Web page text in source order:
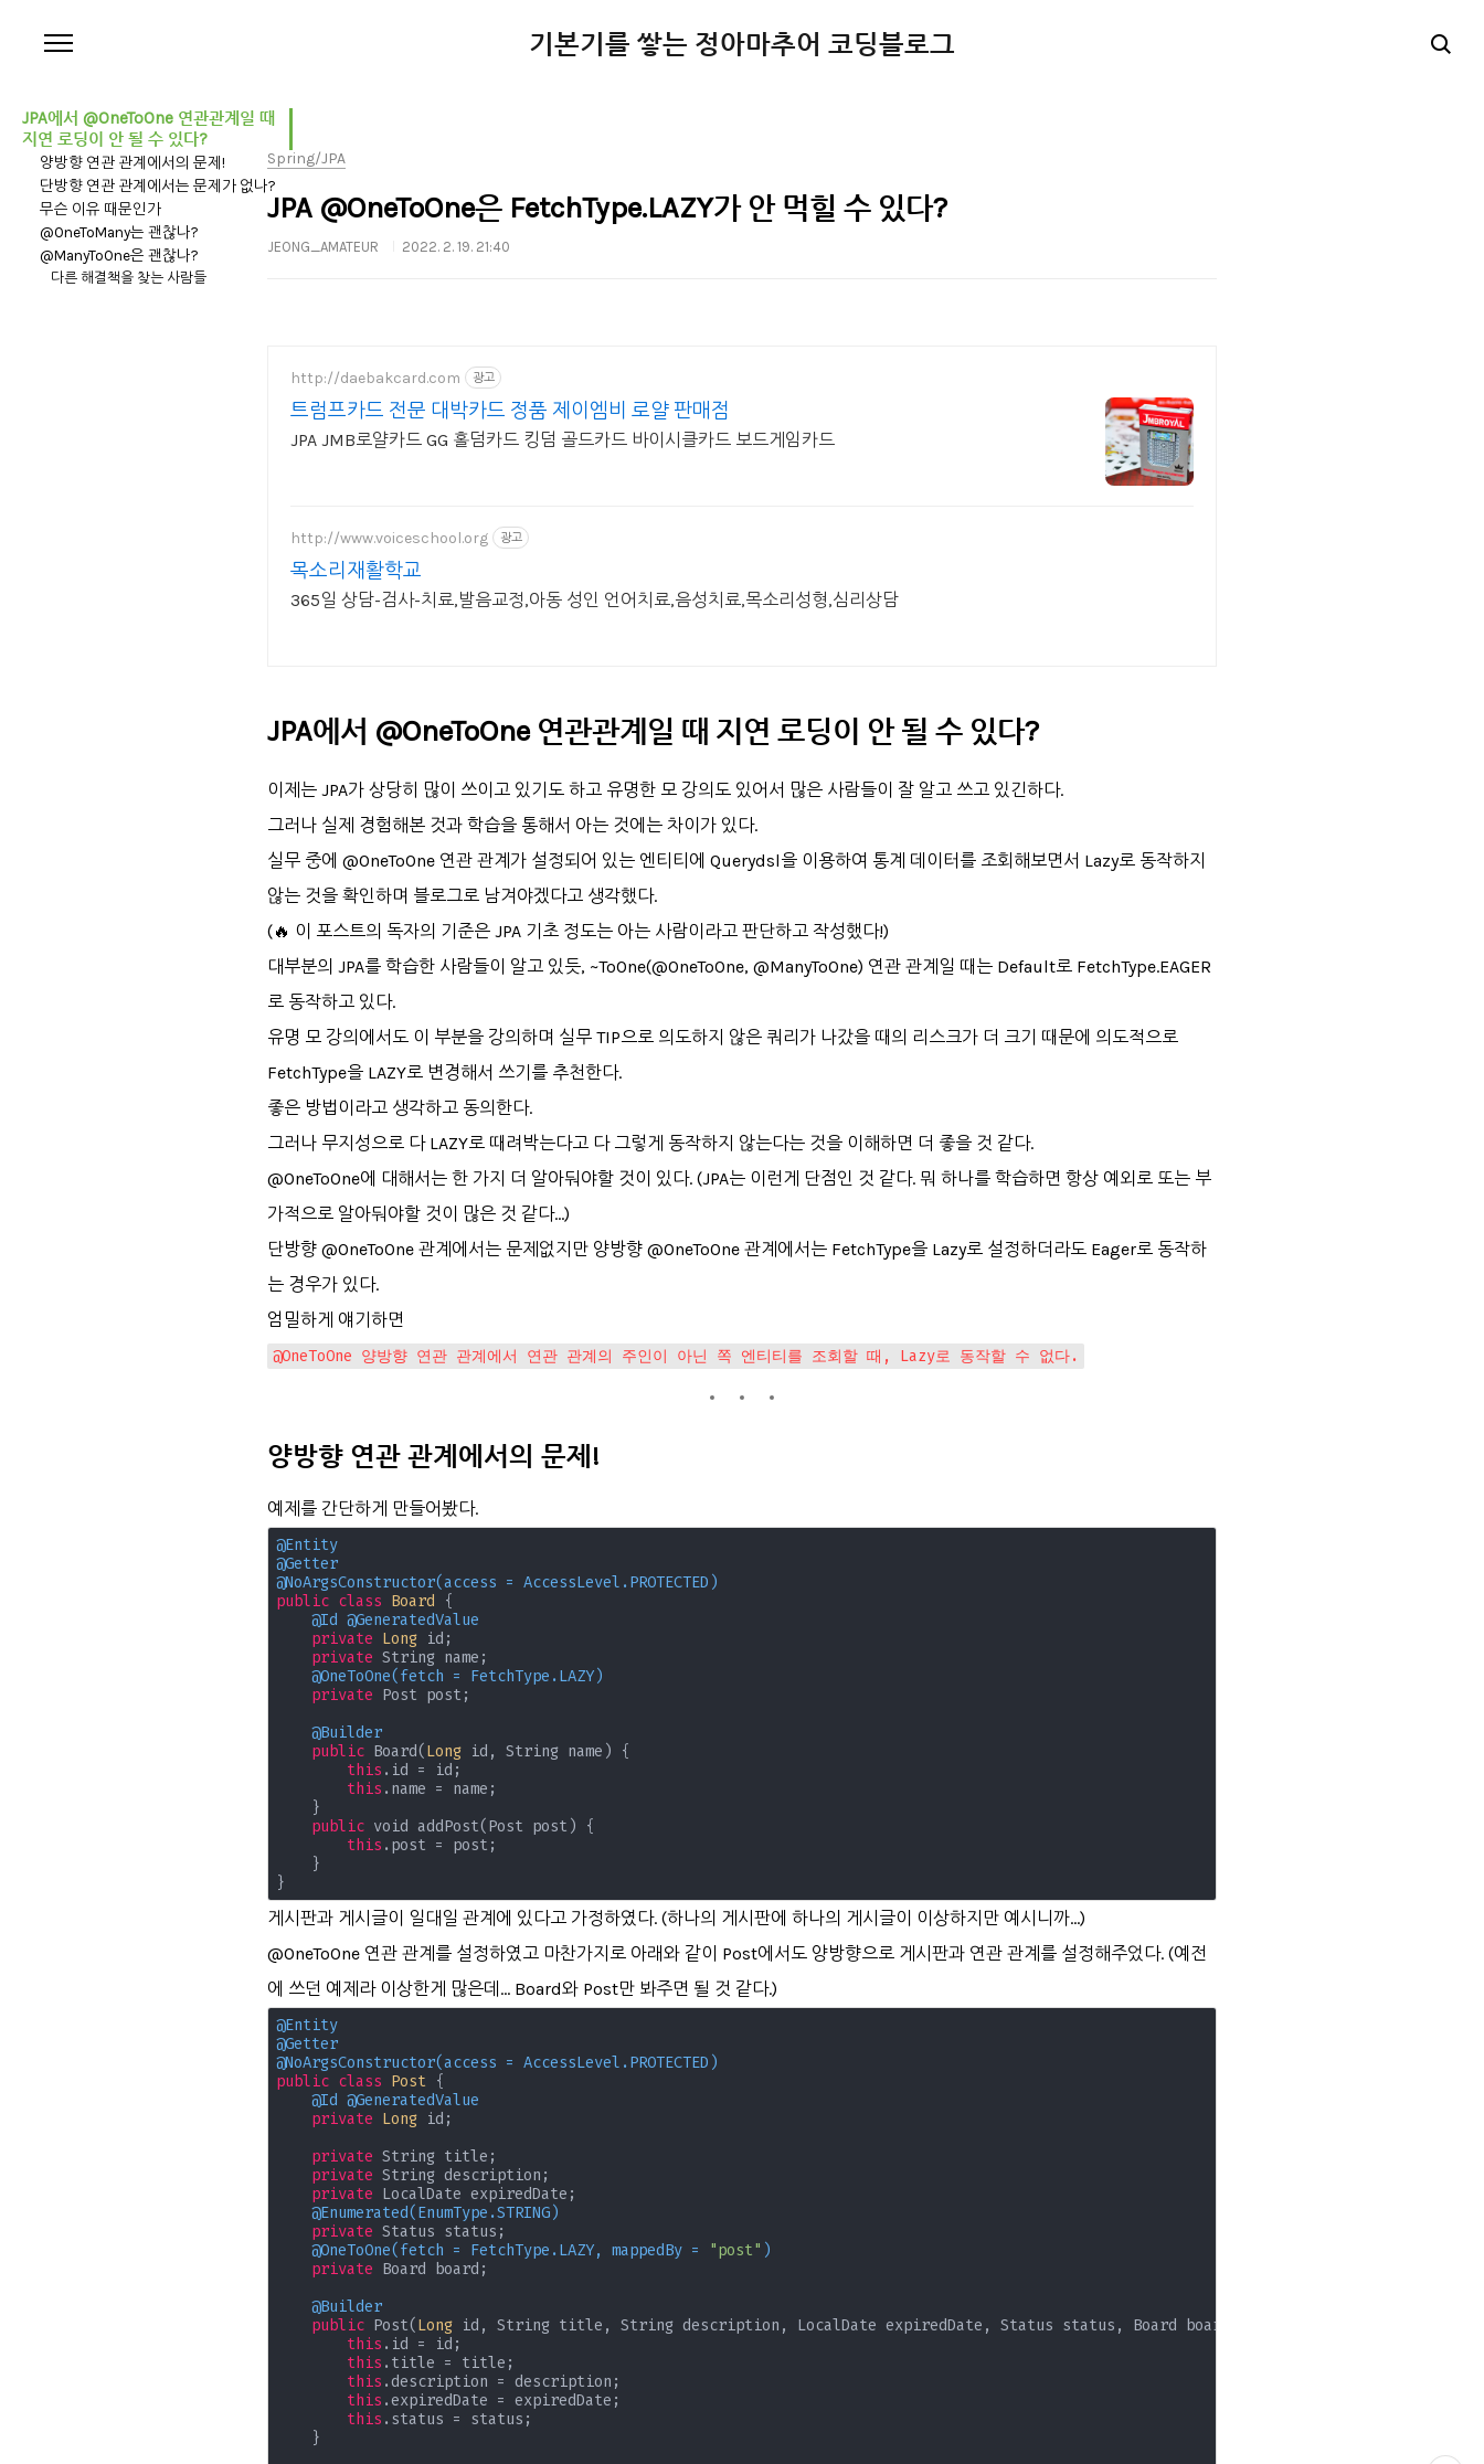
기본기를 쌓는 정아마추어 코딩블로그
JPA에서 @OneToOne 연관관계일 때
지연 로딩이 안 될 수 있다?
양방향 연관 관계에서의 문제!
단방향 연관 관계에서는 문제가 없나?
무슨 이유 때문인가
@OneToMany는 괜찮나?
@ManyToOne은 괜찮나?
다른 해결책을 찾는 사람들
Spring/JPA
JPA @OneToOne은 FetchType.LAZY가 안 먹힐 수 있다?
JEONG_AMATEUR 2022. 2. 19. 21:40
http://daebakcard.com 광고
트럼프카드 전문 대박카드 정품 제이엠비 로얄 판매점
JPA JMB로얄카드 GG 홀덤카드 킹덤 골드카드 바이시클카드 보드게임카드
http://www.voiceschool.org 광고
목소리재활학교
365일 상담-검사-치료,발음교정,아동 성인 언어치료,음성치료,목소리성형,심리상담
JPA에서 @OneToOne 연관관계일 때 지연 로딩이 안 될 수 있다?
이제는 JPA가 상당히 많이 쓰이고 있기도 하고 유명한 모 강의도 있어서 많은 사람들이 잘 알고 쓰고 있긴하다.
그러나 실제 경험해본 것과 학습을 통해서 아는 것에는 차이가 있다.
실무 중에 @OneToOne 연관 관계가 설정되어 있는 엔티티에 Querydsl을 이용하여 통계 데이터를 조회해보면서 Lazy로 동작하지
않는 것을 확인하며 블로그로 남겨야겠다고 생각했다.
(🔥 이 포스트의 독자의 기준은 JPA 기초 정도는 아는 사람이라고 판단하고 작성했다!)
대부분의 JPA를 학습한 사람들이 알고 있듯, ~ToOne(@OneToOne, @ManyToOne) 연관 관계일 때는 Default로 FetchType.EAGER
로 동작하고 있다.
유명 모 강의에서도 이 부분을 강의하며 실무 TIP으로 의도하지 않은 쿼리가 나갔을 때의 리스크가 더 크기 때문에 의도적으로
FetchType을 LAZY로 변경해서 쓰기를 추천한다.
좋은 방법이라고 생각하고 동의한다.
그러나 무지성으로 다 LAZY로 때려박는다고 다 그렇게 동작하지 않는다는 것을 이해하면 더 좋을 것 같다.
@OneToOne에 대해서는 한 가지 더 알아둬야할 것이 있다. (JPA는 이런게 단점인 것 같다. 뭐 하나를 학습하면 항상 예외로 또는 부
가적으로 알아둬야할 것이 많은 것 같다...)
단방향 @OneToOne 관계에서는 문제없지만 양방향 @OneToOne 관계에서는 FetchType을 Lazy로 설정하더라도 Eager로 동작하
는 경우가 있다.
엄밀하게 얘기하면
@OneToOne 양방향 연관 관계에서 연관 관계의 주인이 아닌 쪽 엔티티를 조회할 때, Lazy로 동작할 수 없다.
양방향 연관 관계에서의 문제!
예제를 간단하게 만들어봤다.
@Entity
@Getter
@NoArgsConstructor(access = AccessLevel.PROTECTED)
public class Board
{
@Id @GeneratedValue
private Long id;
private String name;
@OneToOne(fetch = FetchType.LAZY)
private Post post;
@Builder
public Board( Long id, String name) {
this .id = id;
this .name = name;
    }
public void addPost(Post post) {
this .post = post;
    }
}
게시판과 게시글이 일대일 관계에 있다고 가정하였다. (하나의 게시판에 하나의 게시글이 이상하지만 예시니까...)
@OneToOne 연관 관계를 설정하였고 마찬가지로 아래와 같이 Post에서도 양방향으로 게시판과 연관 관계를 설정해주었다. (예전
에 쓰던 예제라 이상한게 많은데... Board와 Post만 봐주면 될 것 같다.)
@Entity
@Getter
@NoArgsConstructor(access = AccessLevel.PROTECTED)
public class Post
{
@Id @GeneratedValue
private Long id;
private String title;
private String description;
private LocalDate expiredDate;
@Enumerated(EnumType.STRING)
private Status status;
@OneToOne(fetch = FetchType.LAZY, mappedBy =
"post" )
private Board board;
@Builder
public Post( Long id, String title, String description, LocalDate expiredDate, Status status, Board board) {
this .id = id;
this .title = title;
this .description = description;
this .expiredDate = expiredDate;
this .status = status;
    }